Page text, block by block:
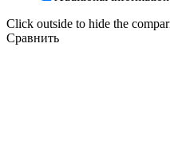
Click outside to hide the
Сравнить